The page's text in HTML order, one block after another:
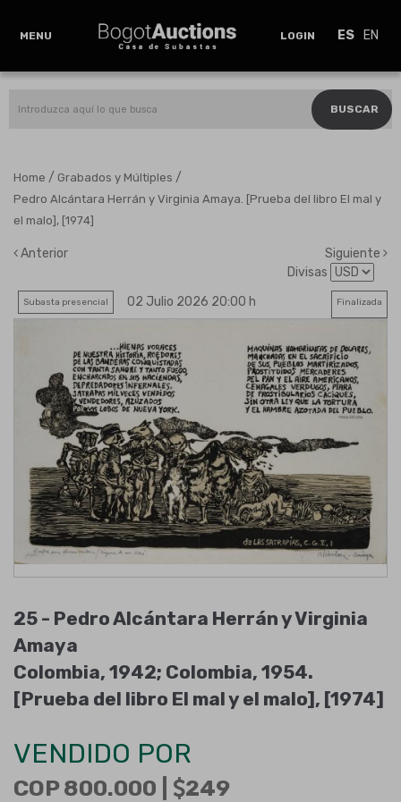
MENU LOGIN ES EN
BUSCAR
Home / Grabados y Múltiples /
Pedro Alcántara Herrán y Virginia Amaya. [Prueba del libro El mal y
el malo], [1974]
Anterior
Siguiente
Divisas
Subasta presencial 02 Julio 2026 20:00 h Finalizada
25 - Pedro Alcántara Herrán y Virginia
Amaya
Colombia, 1942; Colombia, 1954.
[Prueba del libro El mal y el malo], [1974]
VENDIDO POR
COP 800.000 | 249